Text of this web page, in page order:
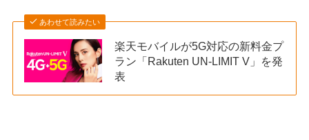
あわせて読みたい
楽天モバイルが5G対応の新料金プ
ラン「Rakuten UN-LIMIT V」を発
表